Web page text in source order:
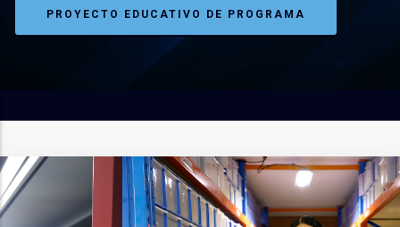
PROYECTO EDUCATIVO DE PROGRAMA